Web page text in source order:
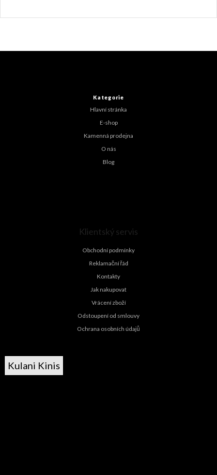
Kategorie
Hlavní stránka
E-shop
Kamenná prodejna
O nás
Blog
Klientský servis
Obchodní podmínky
Reklamační řád
Kontakty
Jak nakupovat
Vrácení zboží
Odstoupení od smlouvy
Ochrana osobních údajů
Kulani Kinis